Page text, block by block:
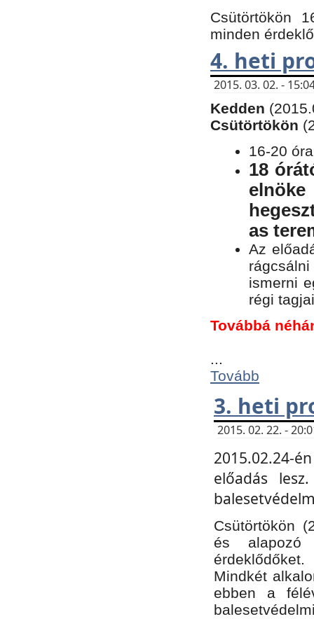
Csütörtökön
minden
4. heti
2015. 03. 02. -
Kedden
Csütörtökön
16-20
18
as
Az
ismerni
régi
Továbbá
...
Tovább
3. heti
2015. 02. 22. -
2015.02.24-
előadás
Csütörtökön
és alapozó
érdeklődőket.
Mindkét
ebben a